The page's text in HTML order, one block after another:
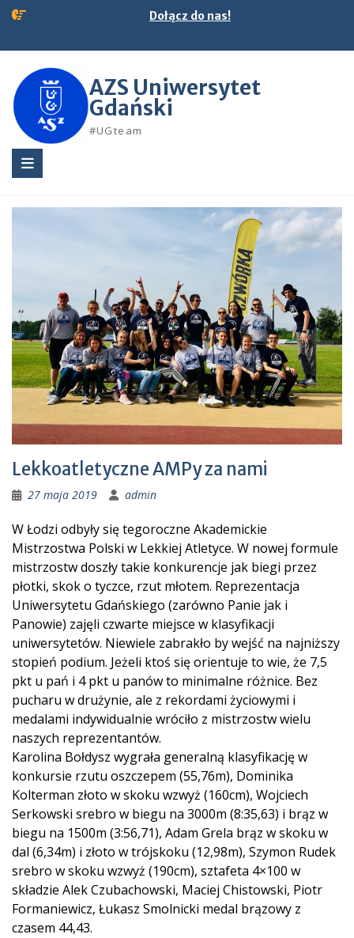
Skip
Dołącz do nas!
AZS Uniwersytet
Gdański
#UGteam
Lekkoatletyczne AMPy za nami
27 maja 2019 admin
W Łodzi odbyły się tegoroczne Akademickie
Mistrzostwa Polski w Lekkiej Atletyce. W nowej formule
mistrzostw doszły takie konkurencje jak biegi przez
płotki, skok o tyczce, rzut młotem. Reprezentacja
Uniwersytetu Gdańskiego (zarówno Panie jak i
Panowie) zajęli czwarte miejsce w klasyfikacji
uniwersytetów. Niewiele zabrakło by wejść na najniższy
stopień podium. Jeżeli ktoś się orientuje to wie, że 7,5
pkt u pań i 4 pkt u panów to minimalne różnice. Bez
pucharu w drużynie, ale z rekordami życiowymi i
medalami indywidualnie wróciło z mistrzostw wielu
naszych reprezentantów.
Karolina Bołdysz wygrała generalną klasyfikację w
konkursie rzutu oszczepem (55,76m), Dominika
Kolterman złoto w skoku wzwyż (160cm), Wojciech
Serkowski srebro w biegu na 3000m (8:35,63) i brąz w
biegu na 1500m (3:56,71), Adam Grela brąz w skoku w
dal (6,34m) i złoto w trójskoku (12,98m), Szymon Rudek
srebro w skoku wzwyż (190cm), sztafeta 4×100 w
składzie Alek Czubachowski, Maciej Chistowski, Piotr
Formaniewicz, Łukasz Smolnicki medal brązowy z
czasem 44,43.